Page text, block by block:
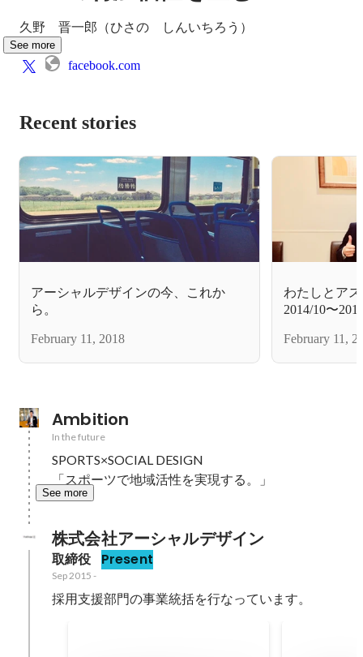
久野　晋一郎（ひさの　しんいちろう）
See more
facebook.com
Recent stories
アーシャルデザインの今、これか
ら。
February 11, 2018
わたしとア
2014/10〜
February 11,
Ambition
In the future
SPORTS×SOCIAL DESIGN
「スポーツで地域活性を実現する。」
See more
株式会社アーシャルデザイン
取締役 Present
Sep 2015 -
採用支援部門の事業統括を行なっています。